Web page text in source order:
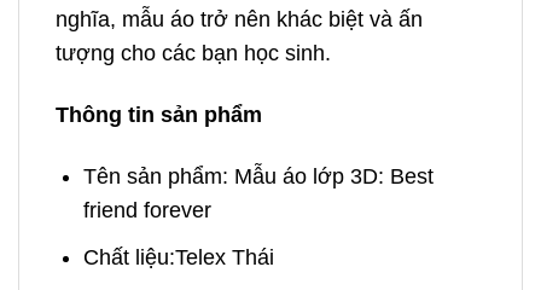
nghĩa, mẫu áo trở nên khác biệt và ấn
tượng cho các bạn học sinh.
Thông tin sản phẩm
Tên sản phẩm: Mẫu áo lớp 3D: Best
friend forever
Chất liệu:Telex Thái